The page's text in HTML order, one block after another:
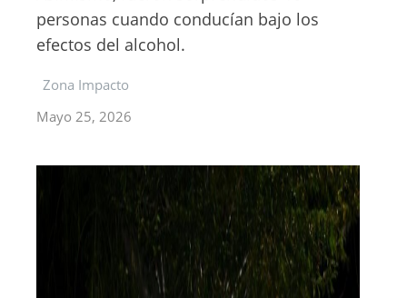
personas cuando conducían bajo los
efectos del alcohol.
Zona Impacto
Mayo 25, 2026